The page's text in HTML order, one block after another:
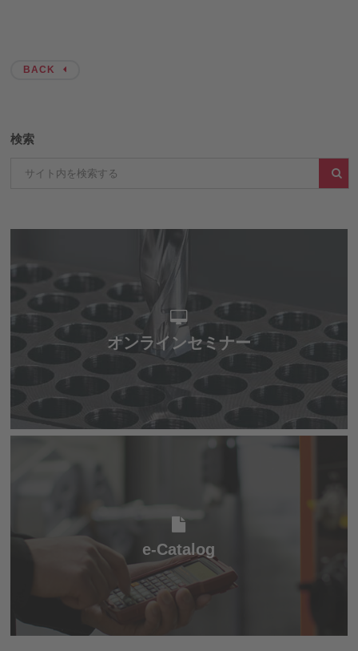
BACK
検索
オンラインセミナー
オンラインセミナー
e-Catalog
e-Catalog